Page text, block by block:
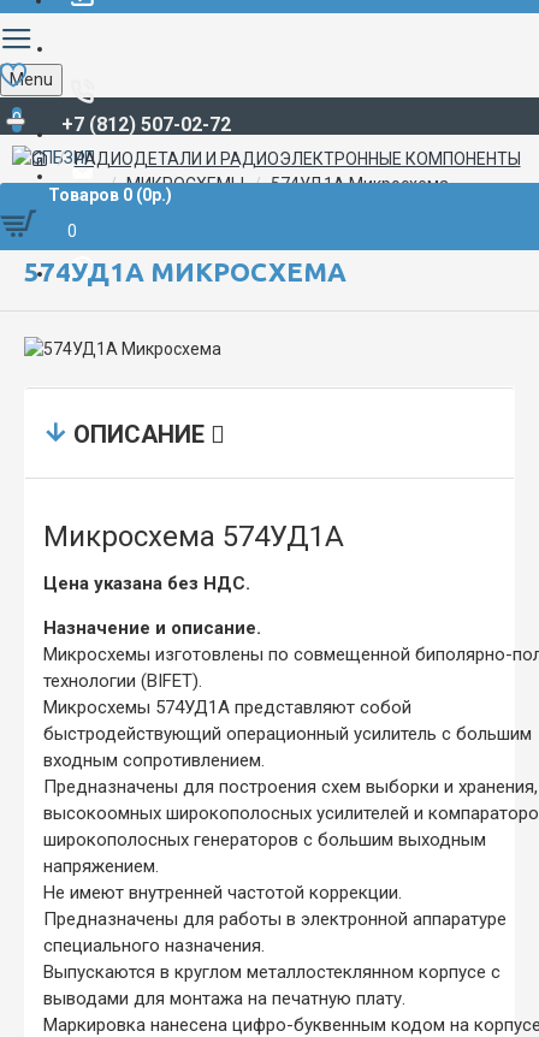
+7 (812) 507-02-72
Menu
0
Товаров 0 (0р.)
0
РАДИОДЕТАЛИ И РАДИОЭЛЕКТРОННЫЕ КОМПОНЕНТЫ
МИКРОСХЕМЫ
574УД1А Микросхема
574УД1А МИКРОСХЕМА
ОПИСАНИЕ
Микросхема 574УД1А
Цена указана без НДС.
Назначение и описание.
Микросхемы изготовлены по совмещенной биполярно-
технологии (BIFET).
Микросхемы 574УД1А представляют собой
быстродействующий операционный усилитель с большим
входным сопротивлением.
Предназначены для построения схем выборки и хранения,
высокоомных широкополосных усилителей и
широкополосных генераторов с большим выходным
напряжением.
Не имеют внутренней частотой коррекции.
Предназначены для работы в электронной аппаратуре
специального назначения.
Выпускаются в круглом металлостеклянном корпусе с
выводами для монтажа на печатную плату.
Маркировка нанесена цифро-буквенным кодом на